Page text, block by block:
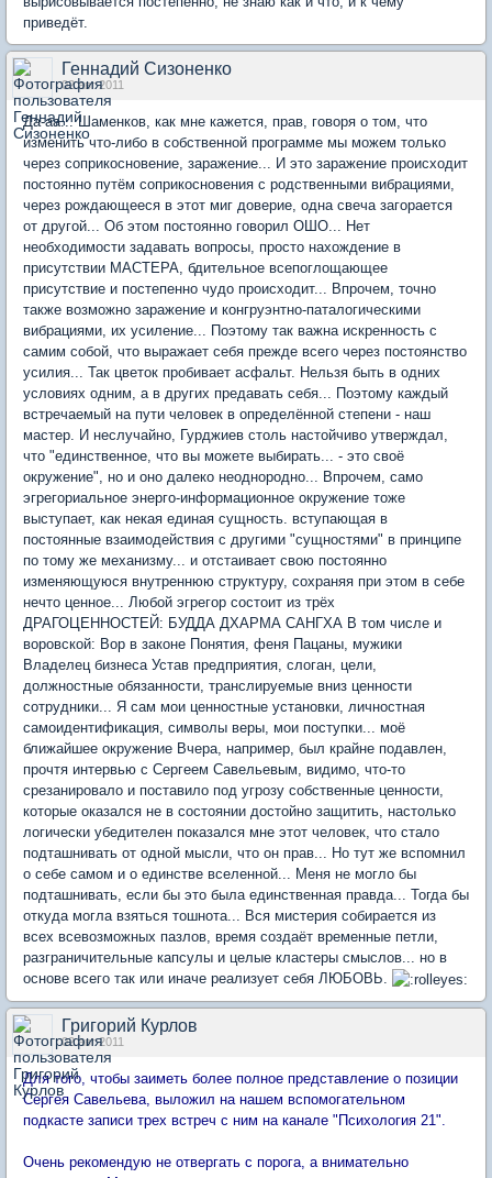
приведёт.
Геннадий Сизоненко
02 авг 2011
Да-аа... Шаменков, как мне кажется, прав, говоря о том, что
изменить что-либо в собственной программе мы можем только
через соприкосновение, заражение... И это заражение происходит
постоянно путём соприкосновения с родственными вибрациями,
через рождающееся в этот миг доверие, одна свеча загорается
от другой... Об этом постоянно говорил ОШО... Нет
необходимости задавать вопросы, просто нахождение в
присутствии МАСТЕРА, бдительное всепоглощающее
присутствие и постепенно чудо происходит... Впрочем, точно
также возможно заражение и конгруэнтно-паталогическими
вибрациями, их усиление... Поэтому так важна искренность с
самим собой, что выражает себя прежде всего через постоянство
усилия... Так цветок пробивает асфальт. Нельзя быть в одних
условиях одним, а в других предавать себя... Поэтому каждый
встречаемый на пути человек в определённой степени - наш
мастер. И неслучайно, Гурджиев столь настойчиво утверждал,
что "единственное, что вы можете выбирать... - это своё
окружение", но и оно далеко неоднородно... Впрочем, само
эгрегориальное энерго-информационное окружение тоже
выступает, как некая единая сущность. вступающая в
постоянные взаимодействия с другими "сущностями" в принципе
по тому же механизму... и отстаивает свою постоянно
изменяющуюся внутреннюю структуру, сохраняя при этом в себе
нечто ценное... Любой эгрегор состоит из трёх
ДРАГОЦЕННОСТЕЙ: БУДДА ДХАРМА САНГХА В том числе и
воровской: Вор в законе Понятия, феня Пацаны, мужики
Владелец бизнеса Устав предприятия, слоган, цели,
должностные обязанности, транслируемые вниз ценности
сотрудники... Я сам мои ценностные установки, личностная
самоидентификация, символы веры, мои поступки... моё
ближайшее окружение Вчера, например, был крайне подавлен,
прочтя интервью с Сергеем Савельевым, видимо, что-то
срезанировало и поставило под угрозу собственные ценности,
которые оказался не в состоянии достойно защитить, настолько
логически убедителен показался мне этот человек, что стало
подташнивать от одной мысли, что он прав... Но тут же вспомнил
о себе самом и о единстве вселенной... Меня не могло бы
подташнивать, если бы это была единственная правда... Тогда бы
откуда могла взяться тошнота... Вся мистерия собирается из
всех всевозможных пазлов, время создаёт временные петли,
разграничительные капсулы и целые кластеры смыслов... но в
основе всего так или иначе реализует себя ЛЮБОВЬ.
Григорий Курлов
02 авг 2011
Для того, чтобы заиметь более полное представление о позиции
Сергея Савельева, выложил на нашем вспомогательном
подкасте записи трех встреч с ним на канале "Психология 21".
Очень рекомендую не отвергать с порога, а внимательно